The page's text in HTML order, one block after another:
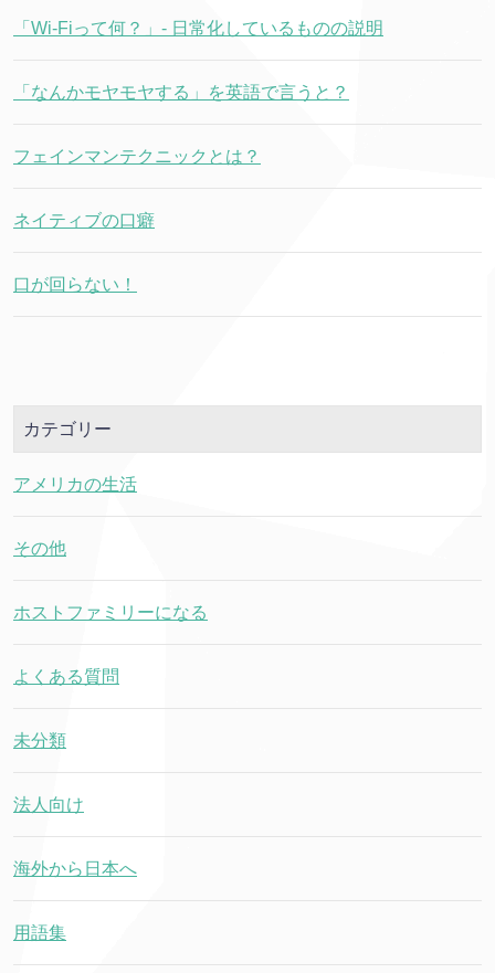
「Wi-Fiって何？」- 日常化しているものの説明
「なんかモヤモヤする」を英語で言うと？
フェインマンテクニックとは？
ネイティブの口癖
口が回らない！
カテゴリー
アメリカの生活
その他
ホストファミリーになる
よくある質問
未分類
法人向け
海外から日本へ
用語集